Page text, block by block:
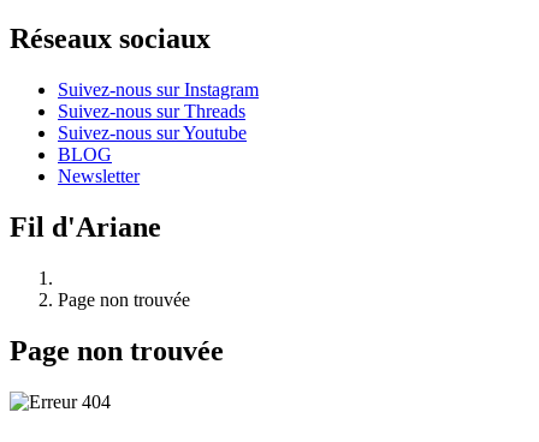
Réseaux sociaux
Suivez-nous sur Instagram
Suivez-nous sur Threads
Suivez-nous sur Youtube
BLOG
Newsletter
Fil d'Ariane
Page non trouvée
Page non trouvée